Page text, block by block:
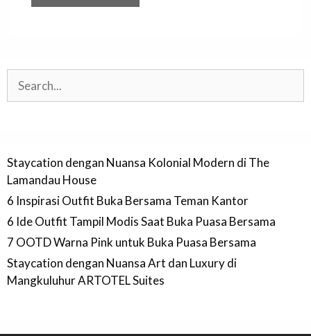
Staycation dengan Nuansa Kolonial Modern di The
Lamandau House
6 Inspirasi Outfit Buka Bersama Teman Kantor
6 Ide Outfit Tampil Modis Saat Buka Puasa Bersama
7 OOTD Warna Pink untuk Buka Puasa Bersama
Staycation dengan Nuansa Art dan Luxury di
Mangkuluhur ARTOTEL Suites